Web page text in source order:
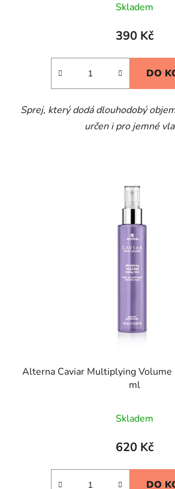
Skladem
390 Kč
DO
Sprej, který dodá dlouhodobý
určen i pro jemné
Alterna Caviar Multiplying
ml
Skladem
620 Kč
DO